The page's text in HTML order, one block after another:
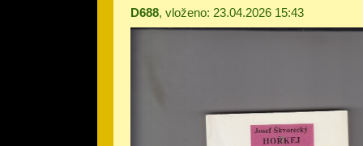
D688, vloženo: 23.04.2026 15:43